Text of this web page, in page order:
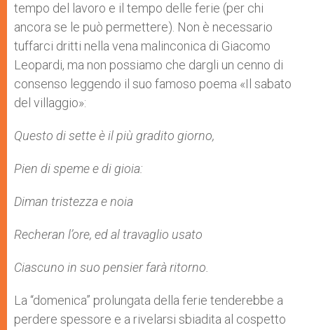
tempo del lavoro e il tempo delle ferie (per chi
ancora se le può permettere). Non è necessario
tuffarci dritti nella vena malinconica di Giacomo
Leopardi, ma non possiamo che dargli un cenno di
consenso leggendo il suo famoso poema «Il sabato
del villaggio»:
Questo di sette è il più gradito giorno,
Pien di speme e di gioia:
Diman tristezza e noia
Recheran l’ore, ed al travaglio usato
Ciascuno in suo pensier farà ritorno.
La “domenica” prolungata della ferie tenderebbe a
perdere spessore e a rivelarsi sbiadita al cospetto